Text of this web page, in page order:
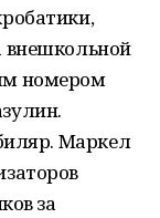
внешкольной
номером
Маркел
за